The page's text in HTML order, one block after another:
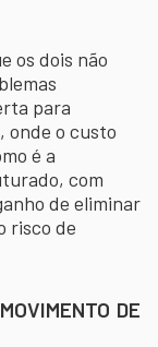
os dois não
para
onde o custo
é a
com
de eliminar
risco de
DE